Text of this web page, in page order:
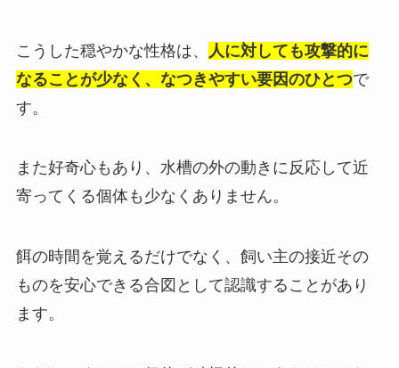
こうした穏やかな性格は、
人に対しても攻撃的に
なることが少なく、なつきやすい要因のひとつで
す。
また好奇心もあり、水槽の外の動きに反応して近
寄ってくる個体も少なくありません。
餌の時間を覚えるだけでなく、飼い主の接近その
ものを安心できる合図として認識することがあり
ます。